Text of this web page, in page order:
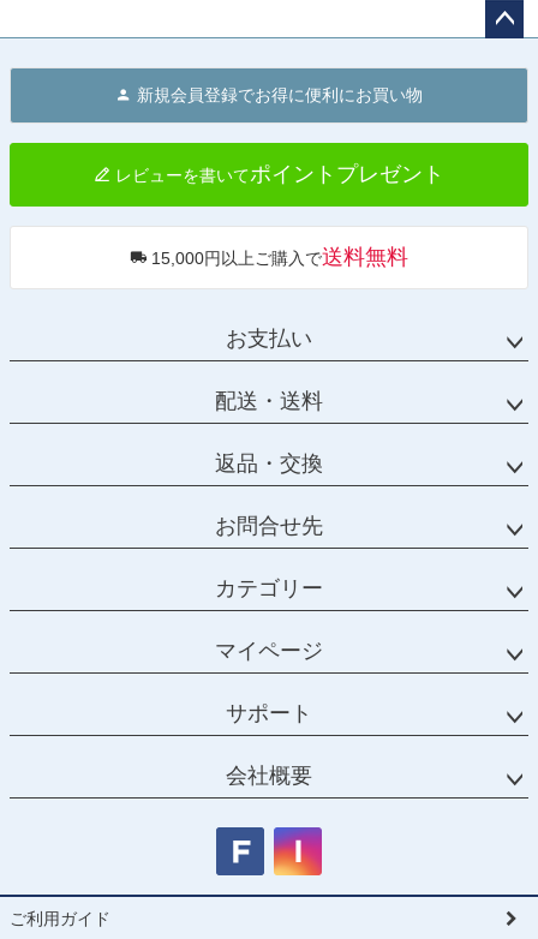
へ
新規会員登録でお得に便利にお買い物
レビューを書いてポイントプレゼント
15,000円以上ご購入で送料無料
お支払い
配送・送料
返品・交換
お問合せ先
カテゴリー
マイページ
サポート
会社概要
ご利用ガイド